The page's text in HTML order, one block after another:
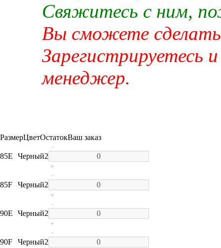
Свяжитесь с ним,
Вы сможете сделать
Зарегистрируетесь
менеджер.
РазмерЦветОстатокВаш заказ
85E Черный2
-
+
85F Черный2
-
+
90E Черный2
-
+
90F Черный2
-